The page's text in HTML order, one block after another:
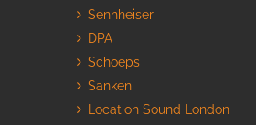
Sennheiser
DPA
Schoeps
Sanken
Location Sound London